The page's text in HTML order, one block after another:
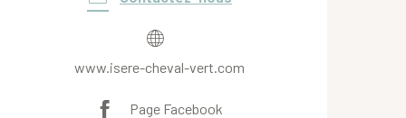
www.isere-cheval-vert.com
Page Facebook